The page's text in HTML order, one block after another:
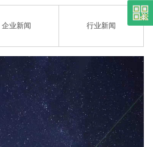
企业新闻 行业新闻